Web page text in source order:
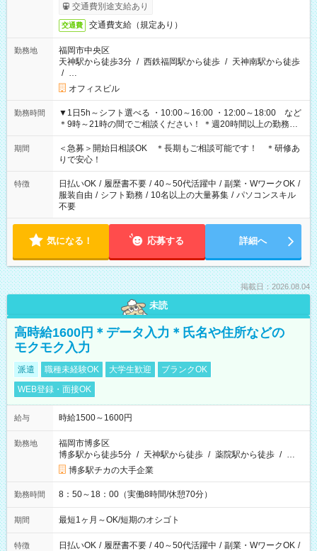
交通費別途支給あり
交通費 交通費支給（規定あり）
勤務地
福岡市中央区
天神駅から徒歩3分 / 西鉄福岡駅から徒歩 / 天神南駅から徒歩
/ …
オフィスビル
勤務時間
▼1日5h～シフト選べる ・10:00～16:00 ・12:00～18:00 など
＊9時～21時の間でご相談ください！ ＊週20時間以上の勤務を
お願いします
期間
＜急募＞開始日相談OK ＊長期もご相談可能です！ ＊研修あ
りで安心！
特徴 日払いOK / 履歴書不要 / 40～50代活躍中 / 副業・WワークOK /
服装自由 / シフト勤務 / 10名以上の大量募集 / パソコンスキル
不要
気になる！ 応募する 詳細へ
掲載日：2026.08.04
未読
高時給1600円＊データ入力＊氏名や住所などの
モクモク入力
派遣 職種未経験OK 大学生歓迎
ブランクOK
WEB登録・面接OK
給与 時給1500～1600円
勤務地
福岡市博多区
博多駅から徒歩5分 / 天神駅から徒歩 / 薬院駅から徒歩 / …
博多駅チカの大手企業
勤務時間 8：50～18：00（実働8時間/休憩70分）
期間 最短1ヶ月～OK/短期のオシゴト
特徴 日払いOK / 履歴書不要 / 40～50代活躍中 / 副業・WワークOK /